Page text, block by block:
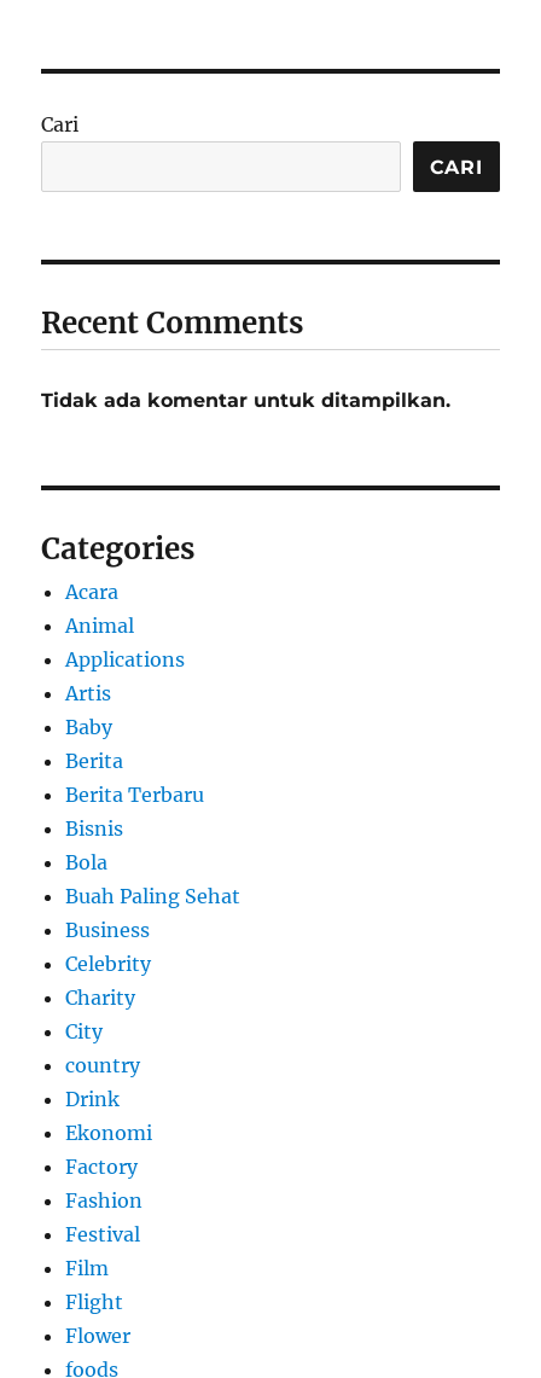
Cari
CARI
Recent Comments
Tidak ada komentar untuk ditampilkan.
Categories
Acara
Animal
Applications
Artis
Baby
Berita
Berita Terbaru
Bisnis
Bola
Buah Paling Sehat
Business
Celebrity
Charity
City
country
Drink
Ekonomi
Factory
Fashion
Festival
Film
Flight
Flower
foods